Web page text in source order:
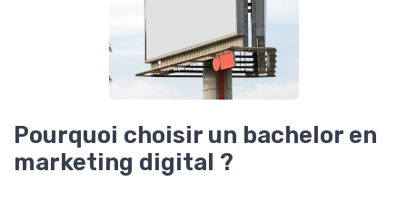
Pourquoi choisir un bachelor en
marketing digital ?